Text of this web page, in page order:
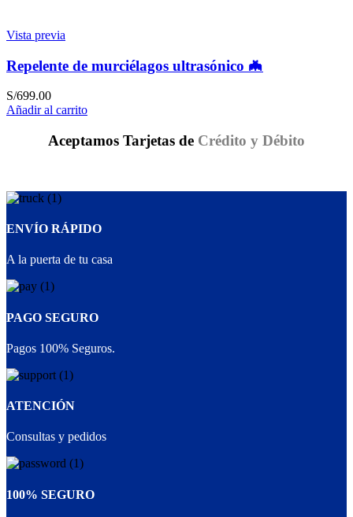
Vista previa
Repelente de murciélagos ultrasónico 🦇
S/699.00
Añadir al carrito
Aceptamos Tarjetas de Crédito y Débito
ENVÍO RÁPIDO
A la puerta de tu casa
PAGO SEGURO
Pagos 100% Seguros.
ATENCIÓN
Consultas y pedidos
100% SEGURO